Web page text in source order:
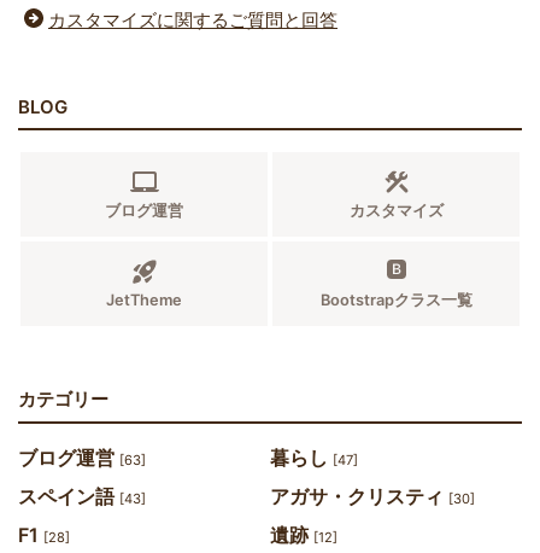
カスタマイズに関するご質問と回答
BLOG
ブログ運営 カスタマイズ
JetTheme Bootstrapクラス一覧
カテゴリー
ブログ運営 [63] 暮らし [47]
スペイン語 [43] アガサ・クリスティ [30]
F1 [28] 遺跡 [12]